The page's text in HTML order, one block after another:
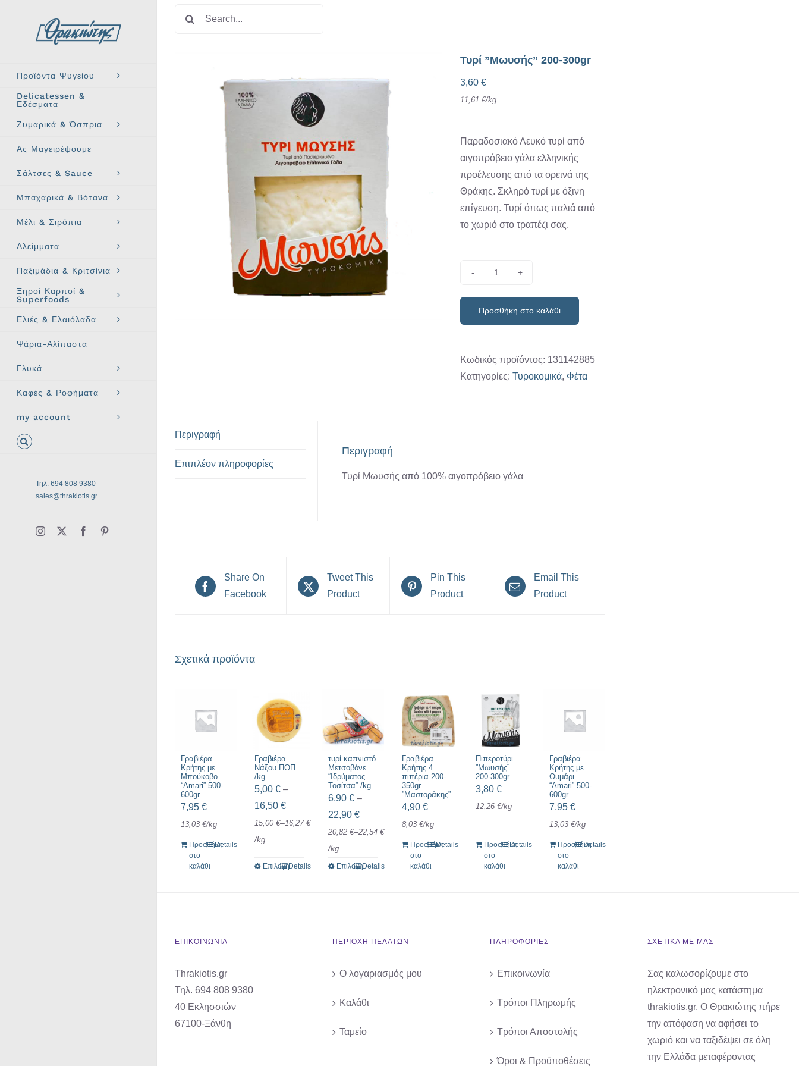
Προϊόντα Ψυγείου
Delicatessen &
Εδέσματα
Ζυμαρικά & Όσπρια
Ας Μαγειρέψουμε
Σάλτσες & Sauce
Μπαχαρικά & Βότανα
Μέλι & Σιρόπια
Αλείμματα
Παξιμάδια & Κριτσίνια
Ξηροί Καρποί &
Superfoods
Ελιές & Ελαιόλαδα
Ψάρια-Αλίπαστα
Γλυκά
Καφές & Ροφήματα
my account
Τηλ. 694 808 9380
sales@thrakiotis.gr
Instagram Facebook
Τυρί ”Μωυσής” 200-300gr
3,60 €
11,61 €/kg
Παραδοσιακό Λευκό τυρί από
αιγοπρόβειο γάλα ελληνικής
προέλευσης από τα ορεινά της
Θράκης. Σκληρό τυρί με όξινη
επίγευση. Τυρί όπως παλιά από
το χωριό στο τραπέζι σας.
''Μωυσής''
200-
Προσθήκη στο καλάθι
Κωδικός προϊόντος: 131142885
Κατηγορίες: Τυροκομικά, Φέτα
Περιγραφή
Επιπλέον πληροφορίες
Περιγραφή
Τυρί Μωυσής από 100% αιγοπρόβειο γάλα
Share On
Facebook
Tweet This
Product
Pin This
Product
Email This
Product
Σχετικά προϊόντα
Γραβιέρα
Κρήτης με
Μπούκοβο
“Amari” 500-
600gr
7,95 €
13,03 €/kg
Προσθήκη
στο
καλάθι
Details
Γραβιέρα
Νάξου ΠΟΠ
/kg
5,00€ –
16,50€Price
range:
16,50 €
15,00€–16,27€
/kg
ΕπιλογήΑυτόDetails
τυρί καπνιστό
Μετσοβόνε
“Ιδρύματος
Τοσίτσα” /kg
6,90€ –
22,90€Price
range:
through
20,82€–22,54€
/kg
ΕπιλογήΑυτό
μπορούν
επιλεγούν
Details
Γραβιέρα
Κρήτης 4
πιπέρια 200-
350gr
”Μαστοράκης”
4,90€
8,03€/kg
Προσθήκη
στο
καλάθι
Details
Πιπεροτύρι
”Μωυσής”
200-300gr
3,80€
12,26€/kg
Προσθήκη
στο
καλάθι
Details
Γραβιέρα
Κρήτης με
Θυμάρι
“Amari” 500-
600gr
7,95€
13,03€/kg
Προσθήκη
στο
καλάθι
Details
ΕΠΙΚΟΙΝΩΝΙΑ
Thrakiotis.gr
Τηλ. 694 808 9380
40 Εκλησσιών
67100-Ξάνθη
ΠΕΡΙΟΧΗ ΠΕΛΑΤΩΝ
Ο λογαριασμός μου
Καλάθι
Ταμείο
ΠΛΗΡΟΦΟΡΙΕΣ
Επικοινωνία
Τρόποι Πληρωμής
Τρόποι Αποστολής
Όροι & Προϋποθέσεις
ΣΧΕΤΙΚΑ ΜΕ ΜΑΣ
Σας καλωσορίζουμε στο
ηλεκτρονικό μας κατάστημα
thrakiotis.gr. Ο Θρακιώτης πήρε
την απόφαση να αφήσει το
χωριό και να ταξιδέψει σε όλη
την Ελλάδα μεταφέροντας